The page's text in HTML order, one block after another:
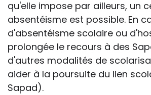
qu'elle impose par ailleurs, un
absentéisme est possible. En
d'absentéisme scolaire ou
prolongée le recours à des
d'autres modalités de
aider à la poursuite du lien
Sapad).